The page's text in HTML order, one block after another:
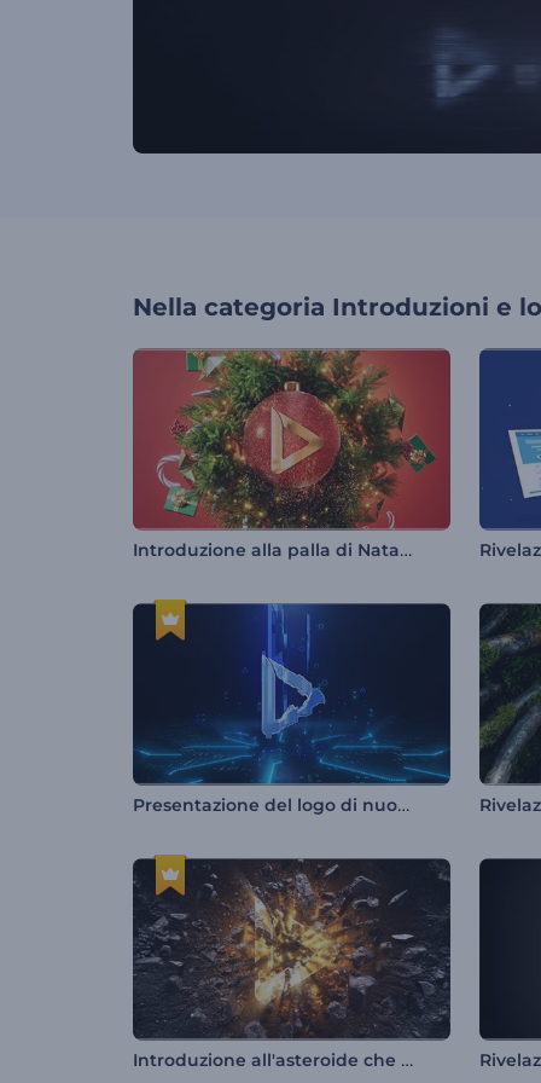
Nella categoria Introduzioni e
Introduzione alla palla di Natale festiva
Presentazione del logo di nuova generazione
Introduzione all'asteroide che si schianta